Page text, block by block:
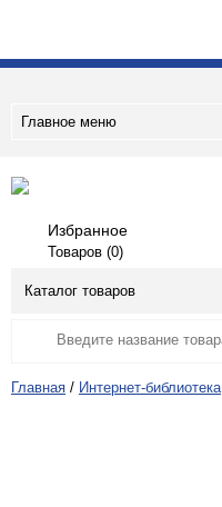
Главное меню
Избранное
Товаров (0)
Каталог товаров
Главная / Интернет-библиотека